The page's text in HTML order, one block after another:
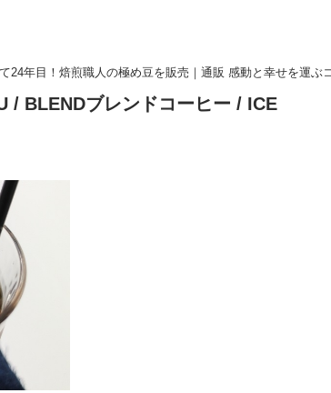
24年目！焙煎職人の極め豆を販売｜通販 感動と幸せを運ぶ
/ BLENDブレンドコーヒー / ICE